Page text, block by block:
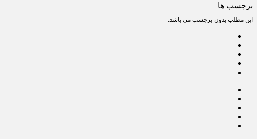
برچسب ها
این مطلب بدون برچسب می باشد.